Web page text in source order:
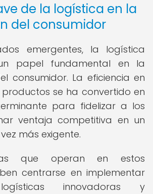
de la logística en la
del consumidor
emergentes, la logística
papel fundamental en la
consumidor. La eficiencia en
se ha convertido en
para fidelizar a los
ventaja competitiva en un
más exigente.
que operan en estos
centrarse en implementar
innovadoras y